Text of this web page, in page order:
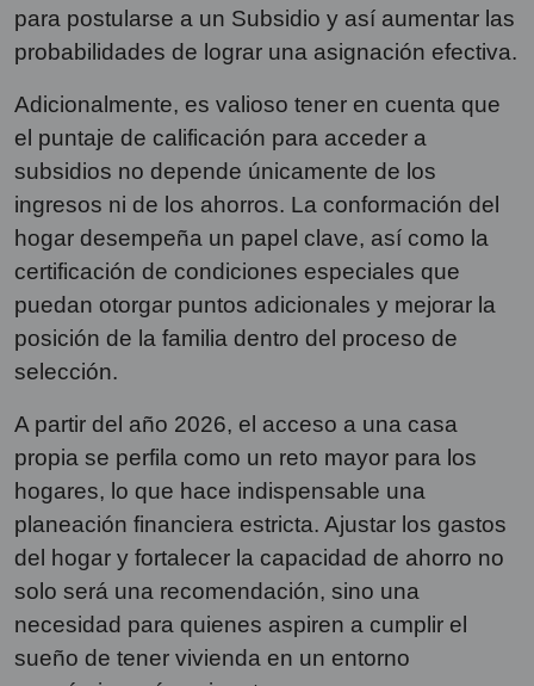
para postularse a un Subsidio y así aumentar las
probabilidades de lograr una asignación efectiva.
Adicionalmente, es valioso tener en cuenta que
el puntaje de calificación para acceder a
subsidios no depende únicamente de los
ingresos ni de los ahorros. La conformación del
hogar desempeña un papel clave, así como la
certificación de condiciones especiales que
puedan otorgar puntos adicionales y mejorar la
posición de la familia dentro del proceso de
selección.
A partir del año 2026, el acceso a una casa
propia se perfila como un reto mayor para los
hogares, lo que hace indispensable una
planeación financiera estricta. Ajustar los gastos
del hogar y fortalecer la capacidad de ahorro no
solo será una recomendación, sino una
necesidad para quienes aspiren a cumplir el
sueño de tener vivienda en un entorno